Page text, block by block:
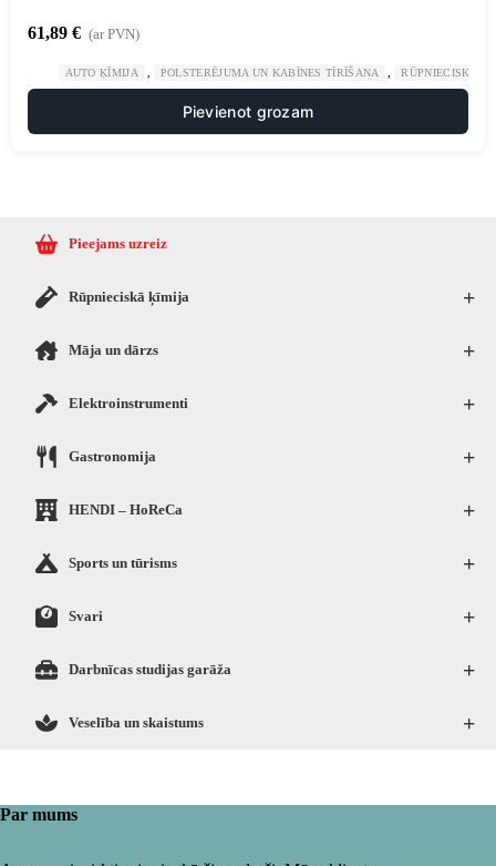
61,89 € (ar PVN)
AUTO ĶĪMIJA POLSTERĒJUMA UN KABĪNES TĪRĪŠANA RŪPNIECISKĀ
Pievienot grozam
Pieejams uzreiz
+
Rūpnieciskā ķīmija
+
Māja un dārzs
+
Elektroinstrumenti
+
Gastronomija
+
HENDI – HoReCa
+
Sports un tūrisms
+
Svari
+
Darbnīcas studijas garāža
+
Veselība un skaistums
Par mums